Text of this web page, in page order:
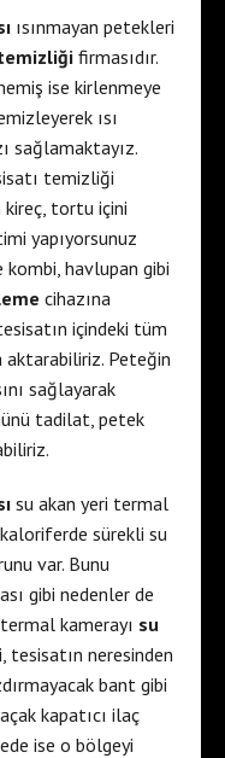
ısınmayan petekleri
firmasıdır.
ise kirlenmeye
ısı
sağlamaktayız.
temizliği
kireç, tortu içini
yapıyorsunuz
kombi, havlupan gibi
cihazına
içindeki tüm
aktarabiliriz. Peteğin
sağlayarak
tadilat, petek
su akan yeri termal
sürekli su
var. Bunu
gibi nedenler de
kamerayı su
tesisatın neresinden
bant gibi
kapatıcı ilaç
ise o bölgeyi